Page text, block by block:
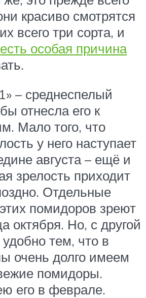
красиво смотрятся
всего три сорта, и
есть особая причина
– среднеспелый
отнесла его к
Мало того, что
у него наступает
августа – ещё и
зрелость приходит
Отдельные
помидоров зреют
октября. Но, с другой
тем, что в
очень долго имеем
помидоры.
его в феврале.